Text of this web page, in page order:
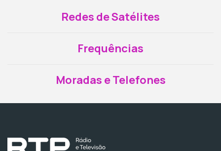
Redes de Satélites
Frequências
Moradas e Telefones